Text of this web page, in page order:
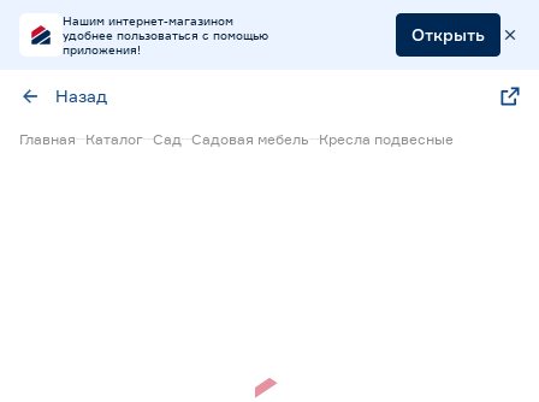
Нашим интернет-магазином
удобнее пользоваться с помощью
приложения!
Открыть
Назад
Главная Каталог Сад Садовая мебель Кресла подвесные